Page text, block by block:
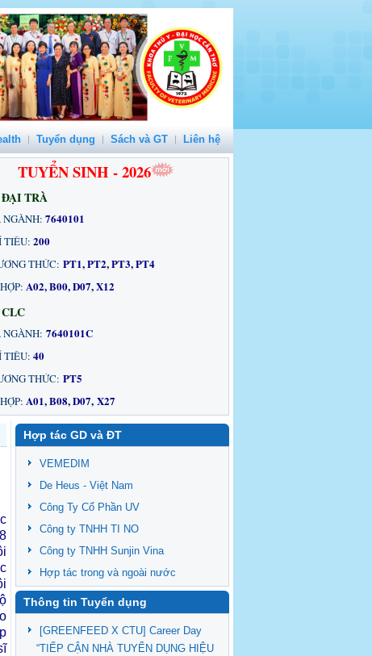
Tuyển dụng Sách và GT Liên hệ
TUYỂN SINH - 2026
TRÀ
7640101
TIÊU: 200
THỨC: PT1, PT2, PT3, PT4
A02, B00, D07, X12
7640101C
TIÊU: 40
THỨC: PT5
A01, B08, D07, X27
Hợp tác GD và ĐT
VEMEDIM
De Heus - Việt Nam
Công Ty Cổ Phần UV
Công ty TNHH TI NO
Công ty TNHH Sunjin Vina
Hợp tác trong và ngoài nước
Thông tin Tuyển dụng
[GREENFEED X CTU] Career Day
“TIẾP CẬN NHÀ TUYỂN DỤNG HIỆU